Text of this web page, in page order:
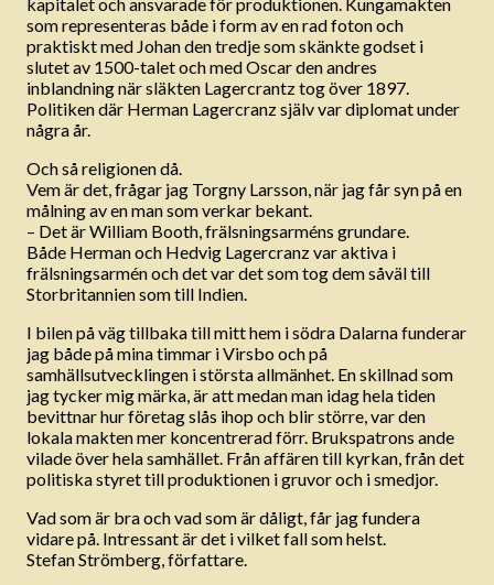
som representeras både i form av en rad foton och
praktiskt med Johan den tredje som skänkte godset i
slutet av 1500-talet och med Oscar den andres
inblandning när släkten Lagercrantz tog över 1897.
Politiken där Herman Lagercranz själv var diplomat under
några år.
Och så religionen då.
Vem är det, frågar jag Torgny Larsson, när jag får syn på en
målning av en man som verkar bekant.
– Det är William Booth, frälsningsarméns grundare.
Både Herman och Hedvig Lagercranz var aktiva i
frälsningsarmén och det var det som tog dem såväl till
Storbritannien som till Indien.
I bilen på väg tillbaka till mitt hem i södra Dalarna funderar
jag både på mina timmar i Virsbo och på
samhällsutvecklingen i största allmänhet. En skillnad som
jag tycker mig märka, är att medan man idag hela tiden
bevittnar hur företag slås ihop och blir större, var den
lokala makten mer koncentrerad förr. Brukspatrons ande
vilade över hela samhället. Från affären till kyrkan, från det
politiska styret till produktionen i gruvor och i smedjor.
Vad som är bra och vad som är dåligt, får jag fundera
vidare på. Intressant är det i vilket fall som helst.
Stefan Strömberg, författare.